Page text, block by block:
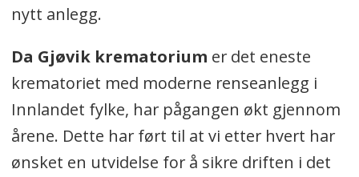
nytt anlegg.
Da Gjøvik krematorium er det eneste
krematoriet med moderne renseanlegg i
Innlandet fylke, har pågangen økt gjennom
årene. Dette har ført til at vi etter hvert har
ønsket en utvidelse for å sikre driften i det